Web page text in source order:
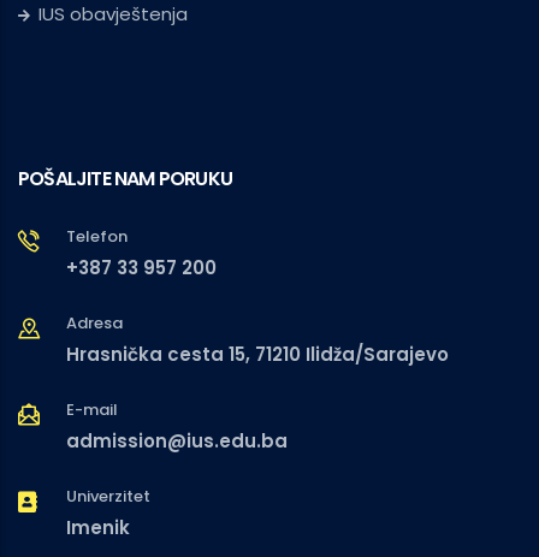
IUS obavještenja
POŠALJITE NAM PORUKU
Telefon
+387 33 957 200
Adresa
Hrasnička cesta 15, 71210 Ilidža/Sarajevo
E-mail
admission@ius.edu.ba
Univerzitet
Imenik